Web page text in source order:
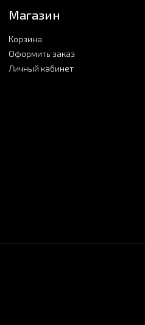
Магазин
Корзина
Оформить заказ
Личный кабинет